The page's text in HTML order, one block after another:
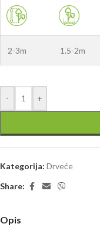
2-3m 1.5-2m
- +
Kategorija: Drveće
Share:
Opis